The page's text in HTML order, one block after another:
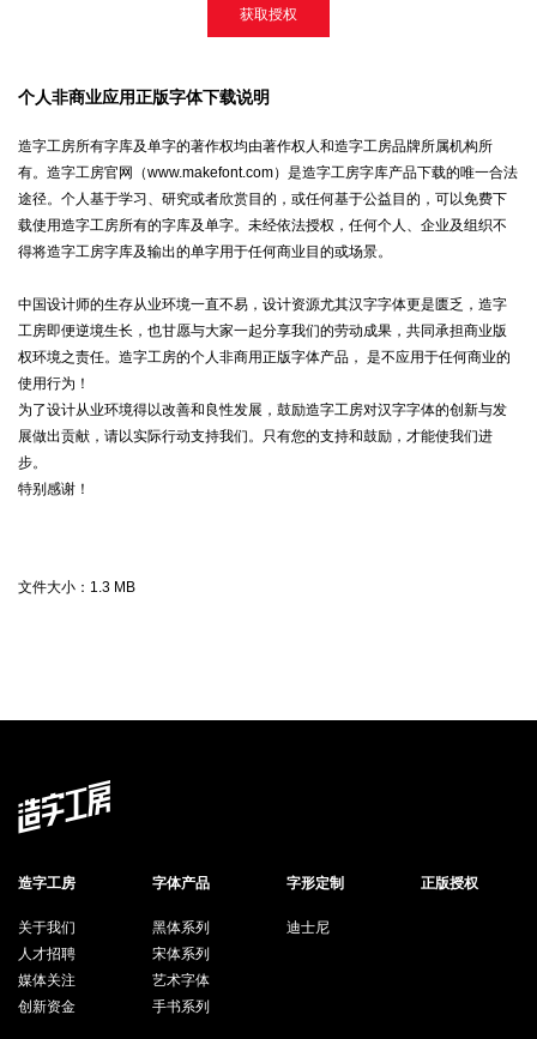
获取授权
个人非商业应用正版字体下载说明
造字工房所有字库及单字的著作权均由著作权人和造字工房品牌所属机构所
有。造字工房官网（www.makefont.com）是造字工房字库产品下载的唯一合法
途径。个人基于学习、研究或者欣赏目的，或任何基于公益目的，可以免费下
载使用造字工房所有的字库及单字。未经依法授权，任何个人、企业及组织不
得将造字工房字库及输出的单字用于任何商业目的或场景。
中国设计师的生存从业环境一直不易，设计资源尤其汉字字体更是匮乏，造字
工房即便逆境生长，也甘愿与大家一起分享我们的劳动成果，共同承担商业版
权环境之责任。造字工房的个人非商用正版字体产品， 是不应用于任何商业的
使用行为！
为了设计从业环境得以改善和良性发展，鼓励造字工房对汉字字体的创新与发
展做出贡献，请以实际行动支持我们。只有您的支持和鼓励，才能使我们进
步。
特别感谢！
文件大小： 1.3 MB
造字工房
关于我们
人才招聘
媒体关注
创新资金
字体产品
黑体系列
宋体系列
艺术字体
手书系列
字形定制
迪士尼
正版授权